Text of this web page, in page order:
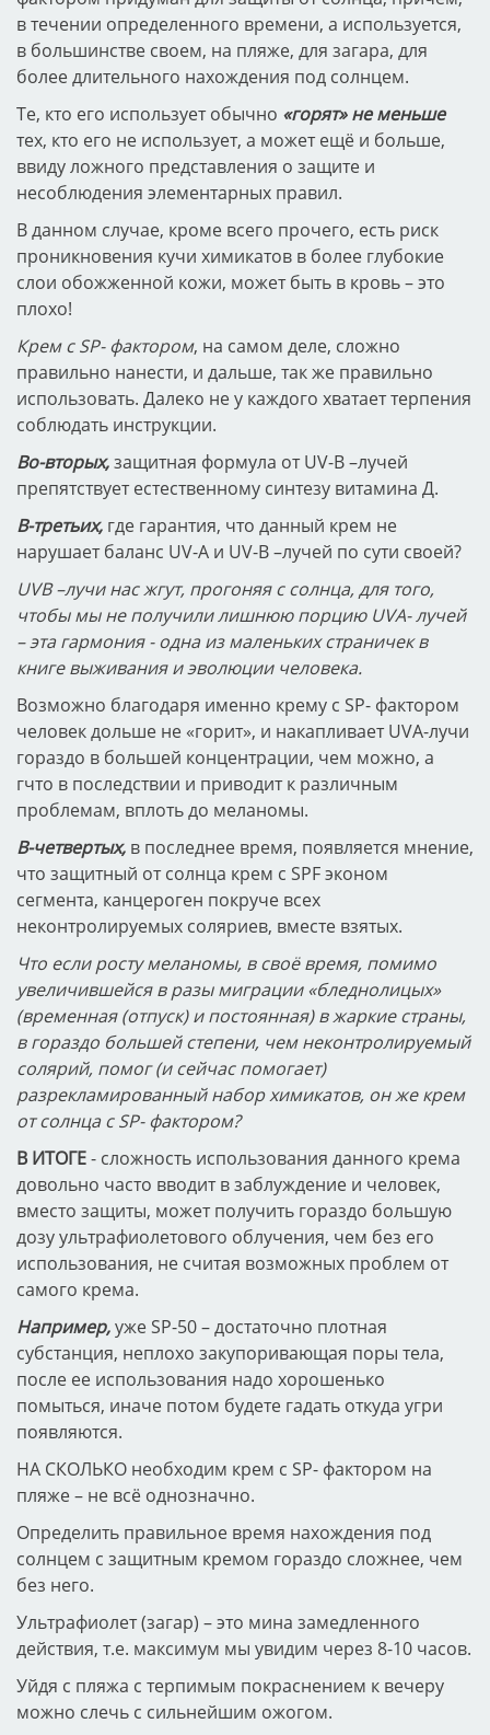
в течении определенного времени, а используется,
в большинстве своем, на пляже, для загара, для
более длительного нахождения под солнцем.
Те, кто его использует обычно «горят» не меньше
тех, кто его не использует, а может ещё и больше,
ввиду ложного представления о защите и
несоблюдения элементарных правил.
В данном случае, кроме всего прочего, есть риск
проникновения кучи химикатов в более глубокие
слои обожженной кожи, может быть в кровь – это
плохо!
Крем с SP- фактором, на самом деле, сложно
правильно нанести, и дальше, так же правильно
использовать. Далеко не у каждого хватает терпения
соблюдать инструкции.
Во-вторых,защитная формула от UV-В –лучей
препятствует естественному синтезу витамина Д.
В-третьих, где гарантия, что данный крем не
нарушает баланс UV-А и UV-В –лучей по сути своей?
UVВ –лучи нас жгут, прогоняя с солнца, для того,
чтобы мы не получили лишнюю порцию UVА- лучей
– эта гармония - одна из маленьких страничек в
книге выживания и эволюции человека.
Возможно благодаря именно крему с SP- фактором
человек дольше не «горит», и накапливает UVА-лучи
гораздо в большей концентрации, чем можно, а
гчто в последствии и приводит к различным
проблемам, вплоть до меланомы.
В-четвертых, в последнее время, появляется мнение,
что защитный от солнца крем с SPF эконом
сегмента, канцероген покруче всех
неконтролируемых соляриев, вместе взятых.
Что если росту меланомы, в своё время, помимо
увеличившейся в разы миграции «бледнолицых»
(временная (отпуск) и постоянная) в жаркие страны,
в гораздо большей степени, чем неконтролируемый
солярий, помог (и сейчас помогает)
разрекламированный набор химикатов, он же крем
от солнца с SP- фактором?
В ИТОГЕ- сложность использования данного крема
довольно часто вводит в заблуждение и человек,
вместо защиты, может получить гораздо большую
дозу ультрафиолетового облучения, чем без его
использования, не считая возможных проблем от
самого крема.
Например,уже SP-50 – достаточно плотная
субстанция, неплохо закупоривающая поры тела,
после ее использования надо хорошенько
помыться, иначе потом будете гадать откуда угри
появляются.
НА СКОЛЬКО необходим крем с SP- фактором на
пляже – не всё однозначно.
Определить правильное время нахождения под
солнцем с защитным кремом гораздо сложнее, чем
без него.
Ультрафиолет (загар) – это мина замедленного
действия, т.е. максимум мы увидим через 8-10 часов.
Уйдя с пляжа с терпимым покраснением к вечеру
можно слечь с сильнейшим ожогом.